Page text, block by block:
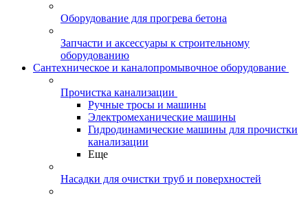
Оборудование для прогрева бетона
Запчасти и аксессуары к строительному
оборудованию
Сантехническое и каналопромывочное оборудование
Прочистка канализации
Ручные тросы и машины
Электромеханические машины
Гидродинамические машины для прочистки
канализации
Еще
Насадки для очистки труб и поверхностей